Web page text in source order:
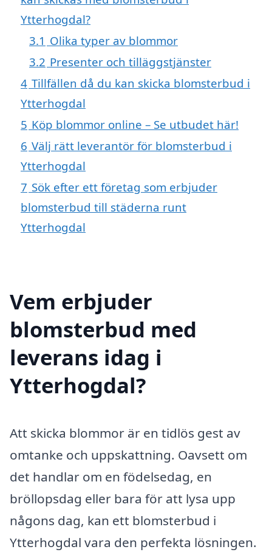
Ytterhogdal?
3.1 Olika typer av blommor
3.2 Presenter och tilläggstjänster
4 Tillfällen då du kan skicka blomsterbud i
Ytterhogdal
5 Köp blommor online – Se utbudet här!
6 Välj rätt leverantör för blomsterbud i
Ytterhogdal
7 Sök efter ett företag som erbjuder
blomsterbud till städerna runt
Ytterhogdal
Vem erbjuder
blomsterbud med
leverans idag i
Ytterhogdal?
Att skicka blommor är en tidlös gest av
omtanke och uppskattning. Oavsett om
det handlar om en födelsedag, en
bröllopsdag eller bara för att lysa upp
någons dag, kan ett blomsterbud i
Ytterhogdal vara den perfekta lösningen.